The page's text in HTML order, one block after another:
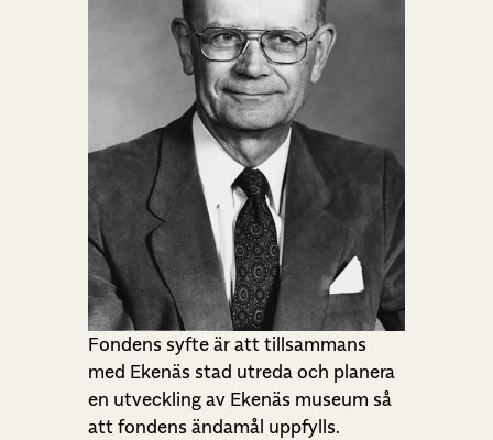
Fondens syfte är att tillsammans
med Ekenäs stad utreda och planera
en utveckling av Ekenäs museum så
att fondens ändamål uppfylls.